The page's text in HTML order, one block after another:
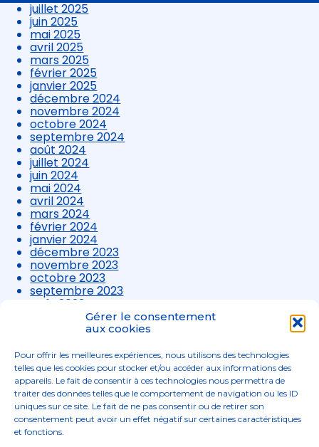
Gérer le consentement
aux cookies
Pour offrir les meilleures expériences, nous utilisons des technologies
telles que les cookies pour stocker et/ou accéder aux informations des
appareils. Le fait de consentir à ces technologies nous permettra de
traiter des données telles que le comportement de navigation ou les ID
uniques sur ce site. Le fait de ne pas consentir ou de retirer son
consentement peut avoir un effet négatif sur certaines caractéristiques
et fonctions.
juillet 2025
juin 2025
mai 2025
avril 2025
mars 2025
février 2025
janvier 2025
décembre 2024
novembre 2024
octobre 2024
septembre 2024
août 2024
juillet 2024
juin 2024
mai 2024
avril 2024
mars 2024
février 2024
janvier 2024
décembre 2023
novembre 2023
octobre 2023
septembre 2023
août 2023
juillet 2023
avril 2023
mars 2023